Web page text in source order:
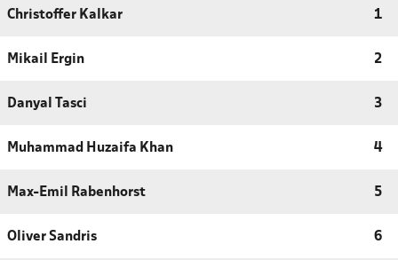
Christoffer Kalkar 1
Mikail Ergin 2
Danyal Tasci 3
Muhammad Huzaifa Khan 4
Max-Emil Rabenhorst 5
Oliver Sandris 6